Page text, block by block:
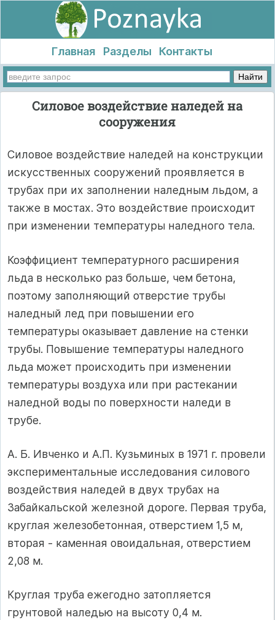
Главная Разделы Контакты
Силовое воздействие наледей на
сооружения
Силовое воздействие наледей на конструкции
искусственных сооружений проявляется в
трубах при их заполнении наледным льдом, а
также в мостах. Это воздействие происходит
при изменении температуры наледного тела.
Коэффициент температурного расширения
льда в несколько раз больше, чем бетона,
поэтому заполняющий отверстие трубы
наледный лед при повышении его
температуры оказывает давление на стенки
трубы. Повышение температуры наледного
льда может происходить при изменении
температуры воздуха или при растекании
наледной воды по поверхности наледи в
трубе.
А. Б. Ивченко и А.П. Кузьминых в 1971 г. провели
экспериментальные исследования силового
воздействия наледей в двух трубах на
Забайкальской железной дороге. Первая труба,
круглая железобетонная, отверстием 1,5 м,
вторая - каменная овоидальная, отверстием
2,08 м.
Круглая труба ежегодно затопляется
грунтовой наледью на высоту 0,4 м.